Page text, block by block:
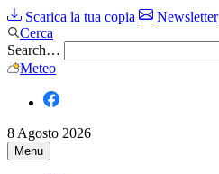
Scarica la tua copia
Newsletter
Cerca
Search…
Meteo
8 Agosto 2026
Menu